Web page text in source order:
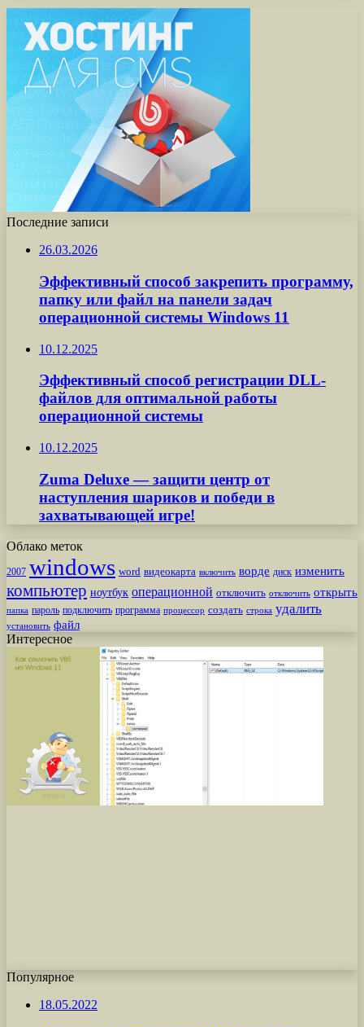
Последние записи
26.03.2026
Эффективный способ закрепить программу,
папку или файл на панели задач
операционной системы Windows 11
10.12.2025
Эффективный способ регистрации DLL-
файлов для оптимальной работы
операционной системы
10.12.2025
Zuma Deluxe — защити центр от
наступления шариков и победи в
захватывающей игре!
Облако меток
2007 windows word видеокарта включить ворде диск изменить
компьютер ноутбук операционной отключить отключить открыть
папка пароль подключить программа процессор создать строка удалить
установить файл
Интересное
Популярное
18.05.2022